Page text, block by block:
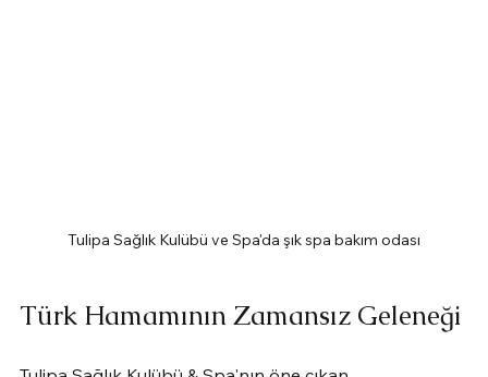
Tulipa Sağlık Kulübü ve Spa'da şık spa bakım odası
Türk Hamamının Zamansız Geleneği